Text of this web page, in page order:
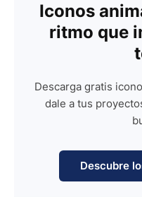
Iconos
ritmo que
Descarga gratis
dale a tus
Descubre